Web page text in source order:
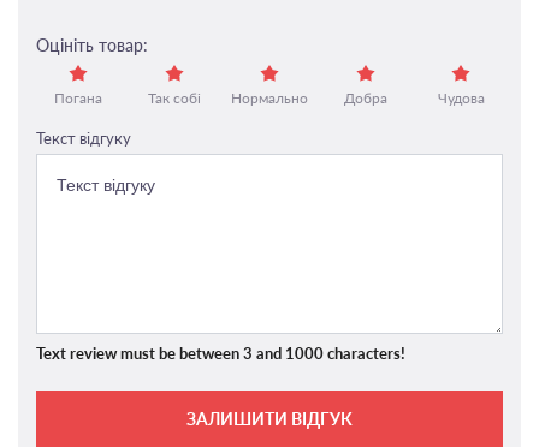
Оцініть товар:
Погана Так собі Нормально Добра Чудова
Текст відгуку
Text review must be between 3 and 1000 characters!
ЗАЛИШИТИ ВІДГУК